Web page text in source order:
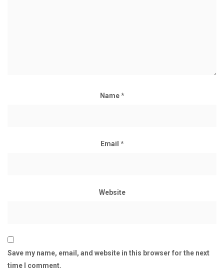
Name*
Email *
Website
Save my name, email, and website in this browser for the next
time I comment.